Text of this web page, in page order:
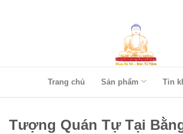
Trang chủ Sản phẩm Tin
Tượng Quán Tự Tại